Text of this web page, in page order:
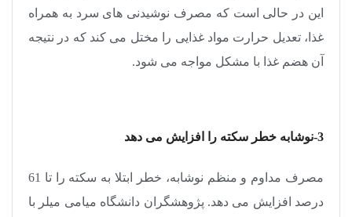
این در حالی است که مصرف نوشیدنی ‌های سرد به همراه
غذا، تعدیل حرارت مواد غذایی را مختل می ‌کند که در نتیجه
آن هضم غذا با مشکل مواجه می ‌شود.
3-نوشابه خطر سکته را افزایش می ‌دهد
مصرف مداوم و منظم نوشابه، خطر ابتلا به سکته را تا 61
درصد افزایش می ‌دهد. پژوهشگران دانشگاه میامی میلر با